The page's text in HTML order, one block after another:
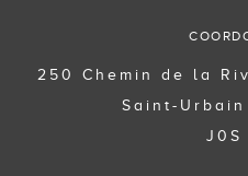
250 Chemin de la
Saint-Urbain
J0S